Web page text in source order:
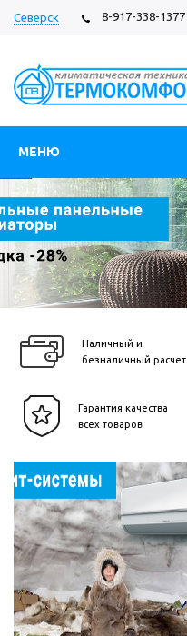
Северск 8-917-338-1377
МЕНЮ
Наличный и
безналичный расчет
Гарантия качества
всех товаров